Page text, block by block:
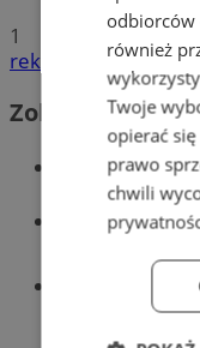
1
reklama
Zobacz również
odbiorców
również
Twoje
opierać
prawo
chwili